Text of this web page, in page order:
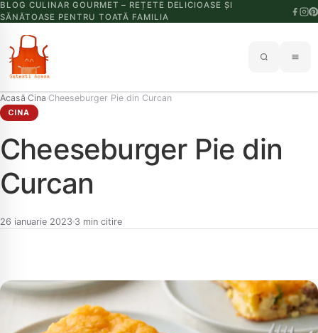
BLOG CULINAR GOURMET – REȚETE DELICIOASE ȘI
SĂNĂTOASE PENTRU TOATĂ FAMILIA
Acasă›Cina›Cheeseburger Pie din Curcan
CINA
Cheeseburger Pie din
Curcan
26 ianuarie 2023 3 min citire